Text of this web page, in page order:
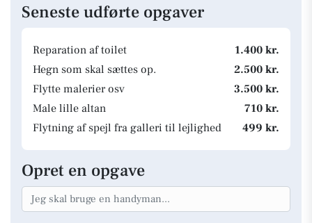
Seneste udførte opgaver
Reparation af toilet
1.400 kr.
Hegn som skal sættes op.
2.500 kr.
Flytte malerier osv
3.500 kr.
Male lille altan
710 kr.
Flytning af spejl fra galleri til lejlighed
499 kr.
Opret en opgave